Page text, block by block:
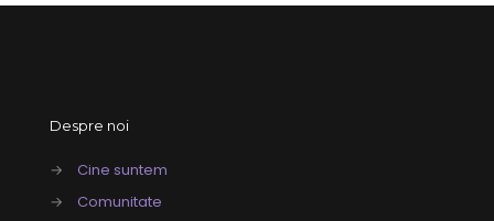
Despre noi
→
Cine suntem
→
Comunitate